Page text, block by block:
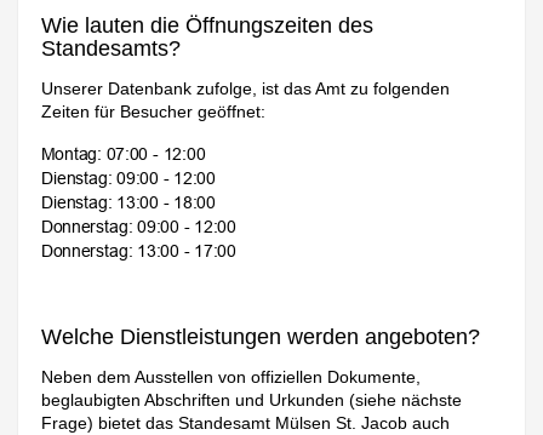
Wie lauten die Öffnungszeiten des
Standesamts?
Unserer Datenbank zufolge, ist das Amt zu folgenden
Zeiten für Besucher geöffnet:
Welche Dienstleistungen werden angeboten?
Neben dem Ausstellen von offiziellen Dokumente,
beglaubigten Abschriften und Urkunden (siehe nächste
Frage) bietet das Standesamt Mülsen St. Jacob auch